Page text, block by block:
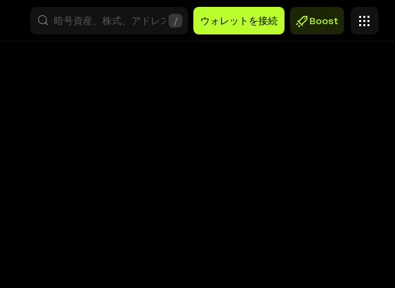
/ ウォレットを接続 Boost